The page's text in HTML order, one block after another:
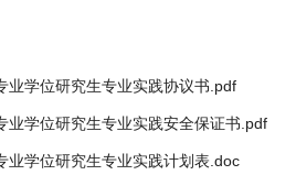
业学位研究生专业实践协议书.pdf
业学位研究生专业实践安全保证书.pdf
业学位研究生专业实践计划表.doc